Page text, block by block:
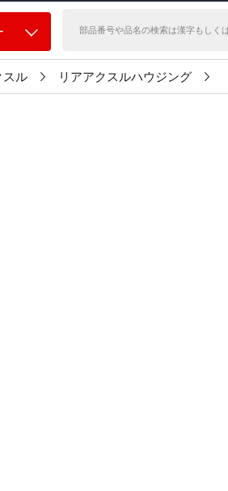
スル リアアクスルハウジング